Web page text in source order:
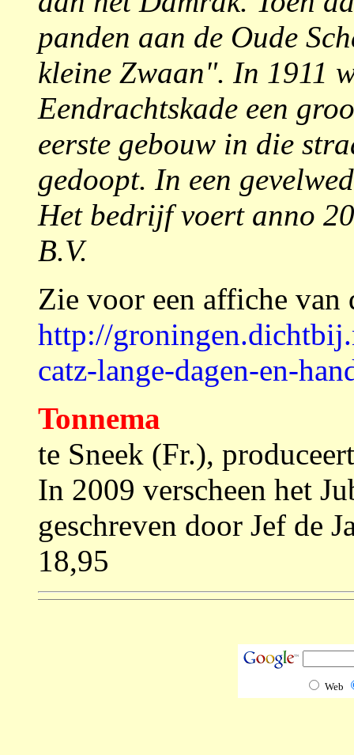
panden aan de Oude
kleine Zwaan". In 1911
Eendrachtskade een
eerste gebouw in die
gedoopt. In een
Het bedrijf voert anno
B.V.
Zie voor een affiche van
http://
catz-lange-dagen-en-
Tonnema
te Sneek (Fr.),
In 2009 verscheen het
geschreven door Jef de
18,95
Web